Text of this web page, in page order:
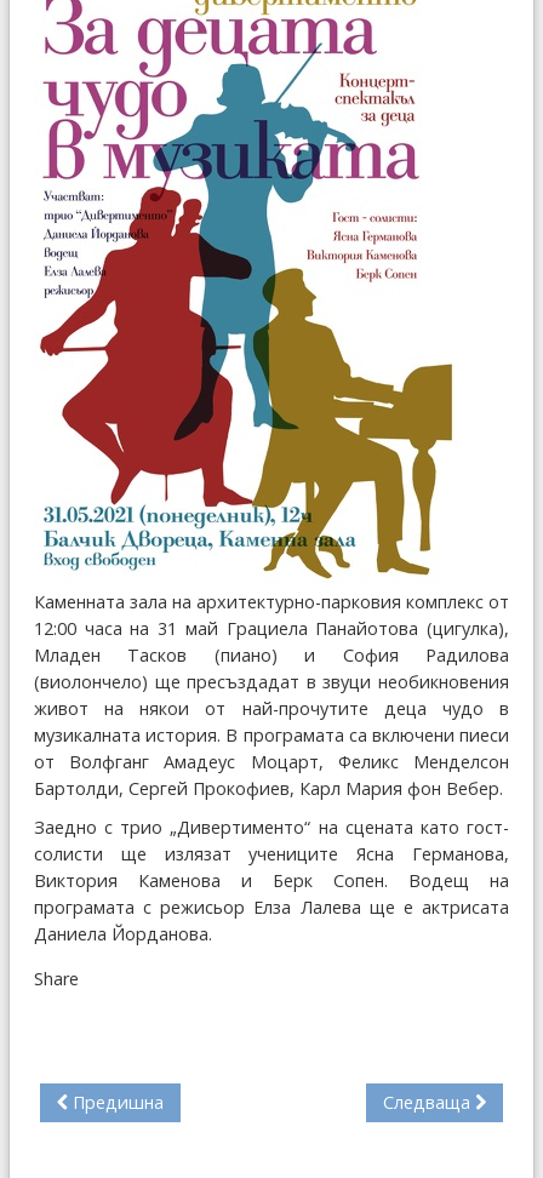
Каменната зала на архитектурно-парковия комплекс от
12:00 часа на 31 май Грациела Панайотова (цигулка),
Младен Тасков (пиано) и София Радилова
(виолончело) ще пресъздадат в звуци необикновения
живот на някои от най-прочутите деца чудо в
музикалната история. В програмата са включени пиеси
от Волфганг Амадеус Моцарт, Феликс Менделсон
Бартолди, Сергей Прокофиев, Карл Мария фон Вебер.
Заедно с трио „Дивертименто“ на сцената като гост-
солисти ще излязат учениците Ясна Германова,
Виктория Каменова и Берк Сопен. Водещ на
програмата с режисьор Елза Лалева ще е актрисата
Даниела Йорданова.
Share
Предишна Следваща